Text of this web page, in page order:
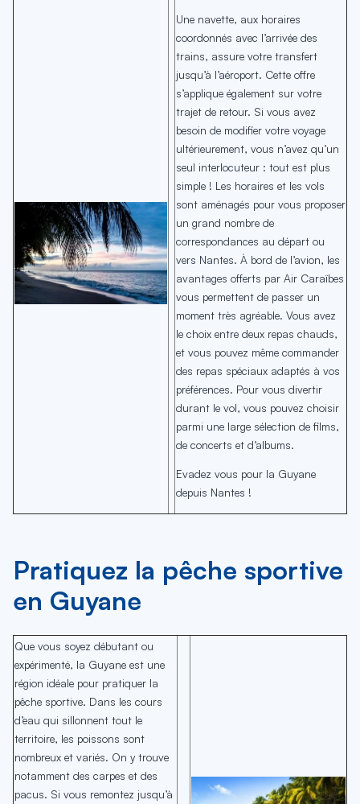
Une navette, aux horaires
coordonnés avec l’arrivée des
trains, assure votre transfert
jusqu’à l’aéroport. Cette offre
s’applique également sur votre
trajet de retour. Si vous avez
besoin de modifier votre voyage
ultérieurement, vous n’avez qu’un
seul interlocuteur : tout est plus
simple ! Les horaires et les vols
sont aménagés pour vous proposer
un grand nombre de
correspondances au départ ou
vers Nantes. À bord de l’avion, les
avantages offerts par Air Caraïbes
vous permettent de passer un
moment très agréable. Vous avez
le choix entre deux repas chauds,
et vous pouvez même commander
des repas spéciaux adaptés à vos
préférences. Pour vous divertir
durant le vol, vous pouvez choisir
parmi une large sélection de films,
de concerts et d’albums.
Evadez vous pour la Guyane
depuis Nantes !
Pratiquez la pêche sportive
en Guyane
Que vous soyez débutant ou
expérimenté, la Guyane est une
région idéale pour pratiquer la
pêche sportive. Dans les cours
d’eau qui sillonnent tout le
territoire, les poissons sont
nombreux et variés. On y trouve
notamment des carpes et des
pacus. Si vous remontez jusqu’à